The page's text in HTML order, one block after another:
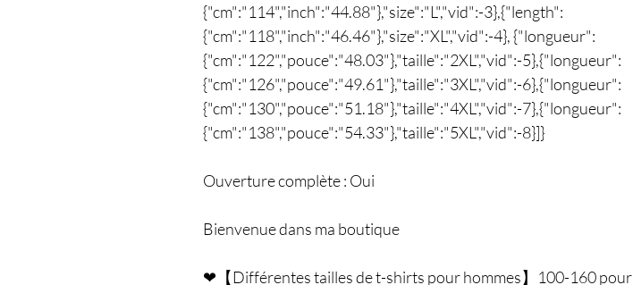
{"cm":"114","inch":"44.88"},"size":"L","vid":-3},{"length":
{"cm":"118","inch":"46.46"},"size":"XL","vid":-4}, {"longueur":
{"cm":"122","pouce":"48.03"},"taille":"2XL","vid":-5},{"longueur":
{"cm":"126","pouce":"49.61"},"taille":"3XL","vid":-6},{"longueur":
{"cm":"130","pouce":"51.18"},"taille":"4XL","vid":-7},{"longueur":
{"cm":"138","pouce":"54.33"},"taille":"5XL","vid":-8}]}
Ouverture complète : Oui
Bienvenue dans ma boutique
❤【Différentes tailles de t-shirts pour hommes】100-160 pour